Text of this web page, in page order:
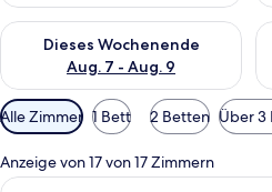
Dieses Wochenende
Aug. 7 - Aug. 9
Überprüfe die Verfügbarkeit für
Verfügbare
Filter
für
Zimmer
Alle Zimmer 1 Bett 2 Betten Über 3
Anzeige von 17 von 17 Zimmern